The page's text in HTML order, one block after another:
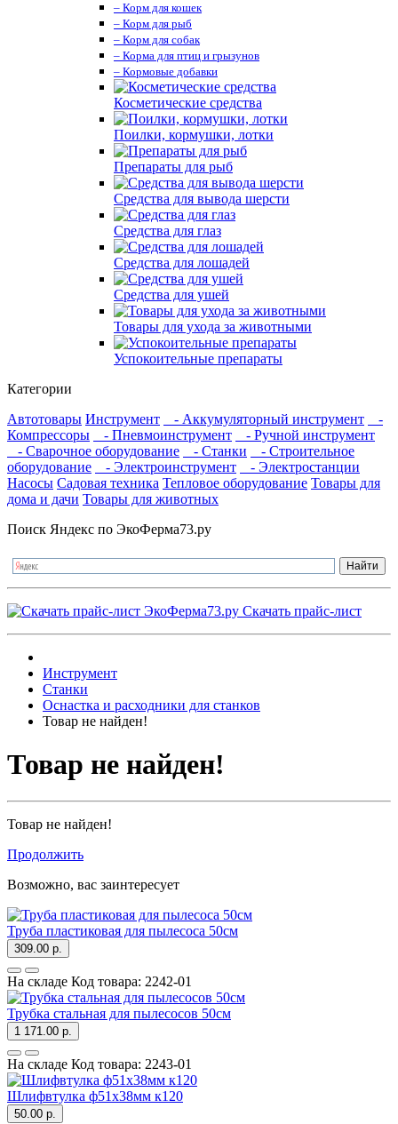
– Корм для кошек
– Корм для рыб
– Корм для собак
– Корма для птиц и грызунов
– Кормовые добавки
Косметические средства
Поилки, кормушки, лотки
Препараты для рыб
Средства для вывода шерсти
Средства для глаз
Средства для лошадей
Средства для ушей
Товары для ухода за животными
Успокоительные препараты
Категории
Автотовары Инструмент - Аккумуляторный инструмент
-
Компрессоры
- Пневмоинструмент
- Ручной инструмент
- Сварочное оборудование
- Станки
- Строительное
оборудование
- Электроинструмент
- Электростанции
Насосы Садовая техника Тепловое оборудование Товары для
дома и дачи Товары для животных
Поиск Яндекс по ЭкоФерма73.ру
Скачать прайс-лист
Инструмент
Станки
Оснастка и расходники для станков
Товар не найден!
Товар не найден!
Товар не найден!
Продолжить
Возможно, вас заинтересует
Труба пластиковая для пылесоса 50см
309.00 р.
На складе Код товара: 2242-01
Трубка стальная для пылесосов 50см
1 171.00 р.
На складе Код товара: 2243-01
Шлифвтулка ф51х38мм к120
50.00 р.